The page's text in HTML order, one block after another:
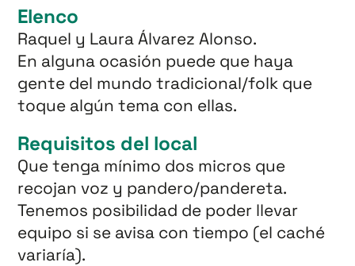
Elenco
Raquel y Laura Álvarez Alonso.
En alguna ocasión puede que haya
gente del mundo tradicional/folk que
toque algún tema con ellas.
Requisitos del local
Que tenga mínimo dos micros que
recojan voz y pandero/pandereta.
Tenemos posibilidad de poder llevar
equipo si se avisa con tiempo (el caché
variaría).